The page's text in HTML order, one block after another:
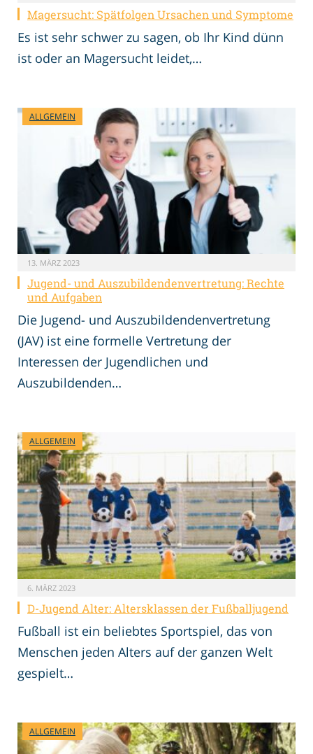
Magersucht: Spätfolgen Ursachen und Symptome
Es ist sehr schwer zu sagen, ob Ihr Kind dünn
ist oder an Magersucht leidet,…
ALLGEMEIN
13. MÄRZ 2023
Jugend- und Auszubildendenvertretung: Rechte
und Aufgaben
Die Jugend- und Auszubildendenvertretung
(JAV) ist eine formelle Vertretung der
Interessen der Jugendlichen und
Auszubildenden…
ALLGEMEIN
6. MÄRZ 2023
D-Jugend Alter: Altersklassen der Fußballjugend
Fußball ist ein beliebtes Sportspiel, das von
Menschen jeden Alters auf der ganzen Welt
gespielt…
ALLGEMEIN